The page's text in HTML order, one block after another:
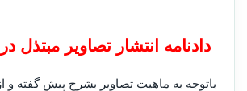
دادنامه انتشار تصاویر مبتذل
باتوجه به ماهیت تصاویر بشرح پیش گفته و